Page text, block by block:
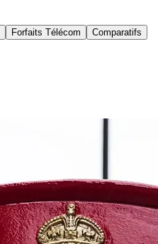
Forfaits Télécom
Comparatifs